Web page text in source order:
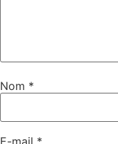
Nom *